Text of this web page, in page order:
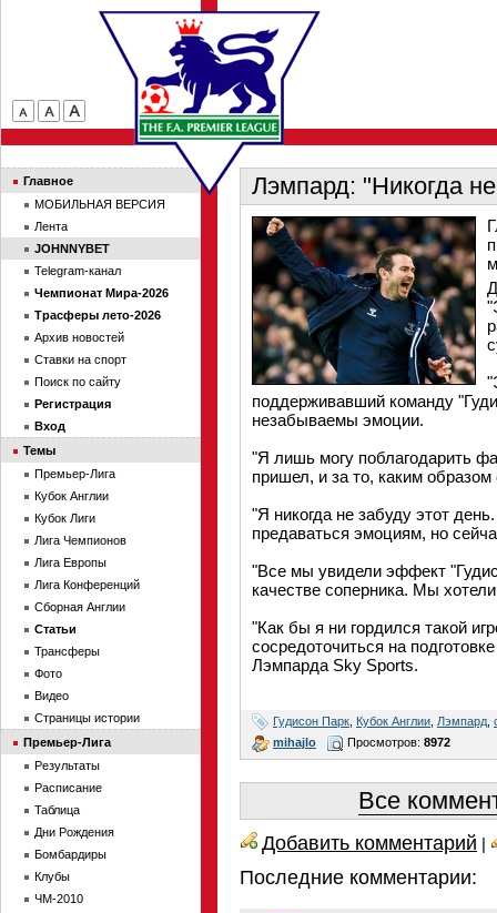
Лэмпард: "Никогда
поддерживавший команду
незабываемы эмоции.
"Я лишь могу поблагодарить
пришел, и за то, каким
"Я никогда не забуду этот
предаваться эмоциям, но
"Все мы увидели эффект
качестве соперника. Мы
"Как бы я ни гордился такой
сосредоточиться на
Лэмпарда Sky Sports.
Гудисон Парк Кубок Англии Лэмпард
mihajlo
Просмотров: 8972
Все
Добавить комментарий |
Последние комментарии:
Главное
МОБИЛЬНАЯ ВЕРСИЯ
Лента
JOHNNYBET
Telegram-канал
Чемпионат Мира-2026
Трасферы лето-2026
Архив новостей
Ставки на спорт
Поиск по сайту
Регистрация
Вход
Темы
Премьер-Лига
Кубок Англии
Кубок Лиги
Лига Чемпионов
Лига Европы
Лига Конференций
Сборная Англии
Статьи
Трансферы
Фото
Видео
Страницы истории
Премьер-Лига
Результаты
Расписание
Таблица
Дни Рождения
Бомбардиры
Клубы
ЧМ-2010